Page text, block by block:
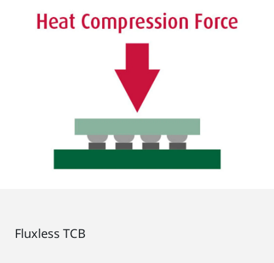
Fluxless TCB